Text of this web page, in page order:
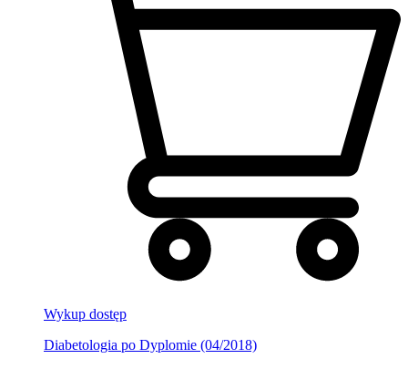
Wykup dostęp
Diabetologia po Dyplomie (04/2018)